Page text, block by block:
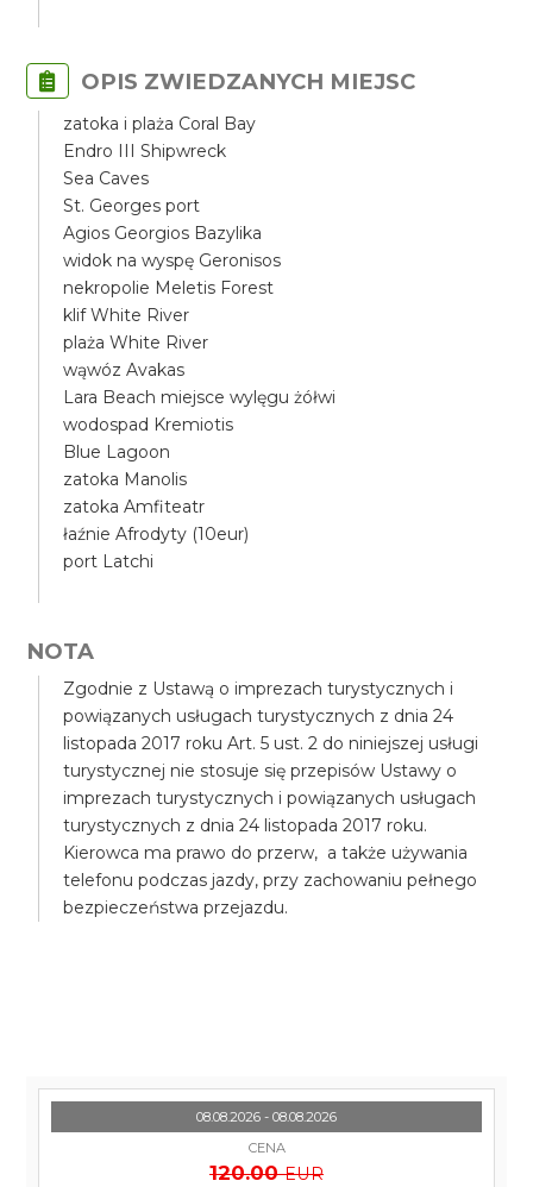
OPIS ZWIEDZANYCH MIEJSC
zatoka i plaża Coral Bay
Endro III Shipwreck
Sea Caves
St. Georges port
Agios Georgios Bazylika
widok na wyspę Geronisos
nekropolie Meletis Forest
klif White River
plaża White River
wąwóz Avakas
Lara Beach miejsce wylęgu żółwi
wodospad Kremiotis
Blue Lagoon
zatoka Manolis
zatoka Amfiteatr
łaźnie Afrodyty (10eur)
port Latchi
NOTA
Zgodnie z Ustawą o imprezach turystycznych i
powiązanych usługach turystycznych z dnia 24
listopada 2017 roku Art. 5 ust. 2 do niniejszej usługi
turystycznej nie stosuje się przepisów Ustawy o
imprezach turystycznych i powiązanych usługach
turystycznych z dnia 24 listopada 2017 roku.
Kierowca ma prawo do przerw, a także używania
telefonu podczas jazdy, przy zachowaniu pełnego
bezpieczeństwa przejazdu.
08.08.2026 - 08.08.2026
CENA
120.00 EUR